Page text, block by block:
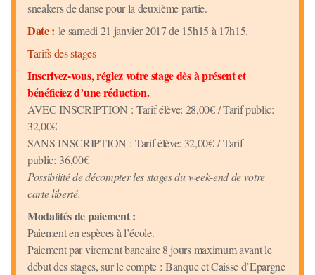
sneakers de danse pour la deuxième partie.
Date : le samedi 21 janvier 2017 de 15h15 à 17h15.
Tarifs des stages
Inscrivez-vous, réglez votre stage dès à présent et
bénéficiez d’une réduction.
AVEC INSCRIPTION : Tarif élève: 28,00€ / Tarif public:
32,00€
SANS INSCRIPTION : Tarif élève: 32,00€ / Tarif
public: 36,00€
Possibilité de décompter les stages du week-end de votre
carte liberté.
Modalités de paiement :
Paiement en espèces à l’école.
Paiement par virement bancaire 8 jours maximum avant le
début des stages, sur le compte : Banque et Caisse d’Epargne